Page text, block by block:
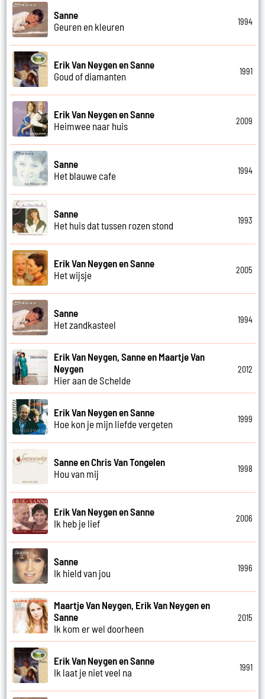
Sanne
Geuren en kleuren
1994
Erik Van Neygen en Sanne
Goud of diamanten
1991
Erik Van Neygen en Sanne
Heimwee naar huis
2009
Sanne
Het blauwe cafe
1994
Sanne
Het huis dat tussen rozen stond
1993
Erik Van Neygen en Sanne
Het wijsje
2005
Sanne
Het zandkasteel
1994
Erik Van Neygen, Sanne en Maartje Van
Neygen
Hier aan de Schelde
2012
Erik Van Neygen en Sanne
Hoe kon je mijn liefde vergeten
1999
Sanne en Chris Van Tongelen
Hou van mij
1998
Erik Van Neygen en Sanne
Ik heb je lief
2006
Sanne
Ik hield van jou
1996
Maartje Van Neygen, Erik Van Neygen en
Sanne
Ik kom er wel doorheen
2015
Erik Van Neygen en Sanne
Ik laat je niet veel na
1991